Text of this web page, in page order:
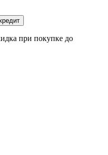
при покупке до